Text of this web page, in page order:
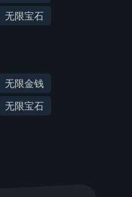
无限宝石
无限金钱
无限宝石